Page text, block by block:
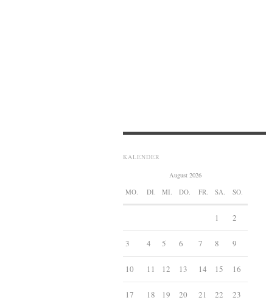
KALENDER
August 2026
MO. DI. MI. DO. FR. SA. SO.
1 2
3 4 5 6 7 8 9
10 11 12 13 14 15 16
17 18 19 20 21 22 23